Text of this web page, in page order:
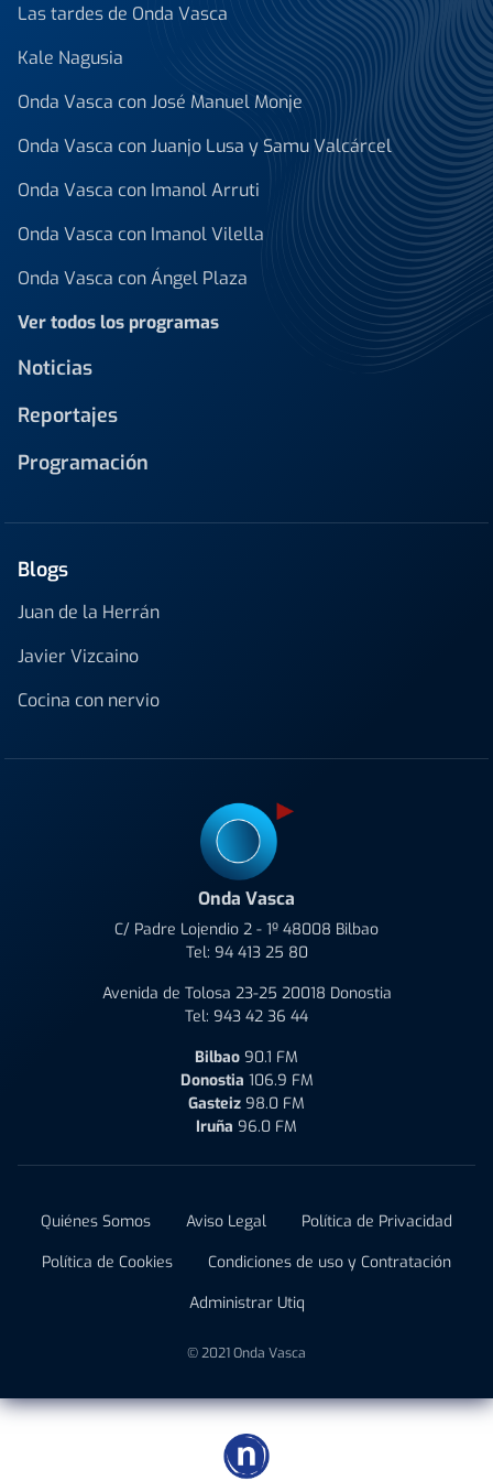
Las tardes de Onda Vasca
Kale Nagusia
Onda Vasca con José Manuel Monje
Onda Vasca con Juanjo Lusa y Samu Valcárcel
Onda Vasca con Imanol Arruti
Onda Vasca con Imanol Vilella
Onda Vasca con Ángel Plaza
Ver todos los programas
Noticias
Reportajes
Programación
Blogs
Juan de la Herrán
Javier Vizcaino
Cocina con nervio
Onda Vasca
C/ Padre Lojendio 2 - 1º 48008 Bilbao
Tel: 94 413 25 80
Avenida de Tolosa 23-25 20018 Donostia
Tel: 943 42 36 44
Bilbao 90.1 FM
Donostia 106.9 FM
Gasteiz 98.0 FM
Iruña 96.0 FM
Quiénes Somos Aviso Legal
Política de Privacidad
Política de Cookies
Condiciones de uso y Contratación
Administrar Utiq
© 2021 Onda Vasca